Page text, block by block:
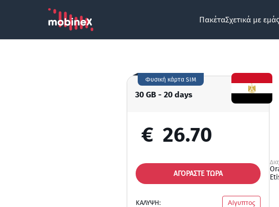
ΠακέταΣχετικά με εμάς
30 GB - 20 days
Φυσική κάρτα SIM
€ 26.70
ΑΓΟΡΑΣΤΕ ΤΩΡΑ
ΚΑΛΥΨΗ: Αίγυπτος